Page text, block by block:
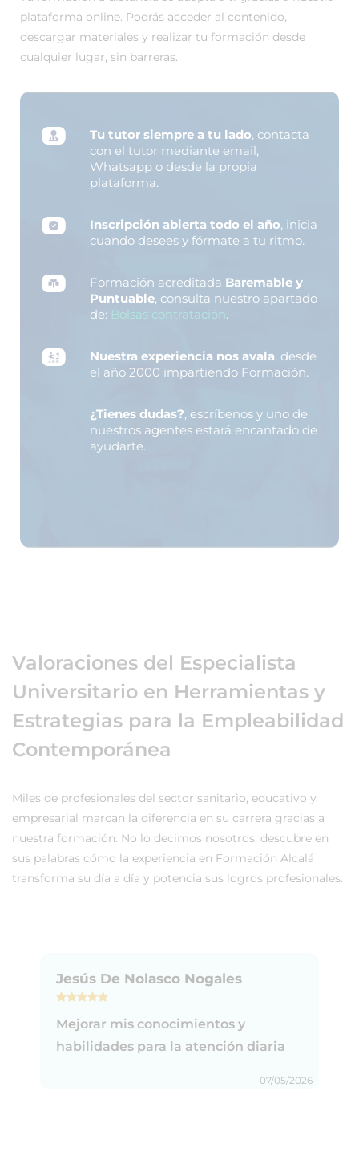
plataforma online. Podrás acceder al contenido,
descargar materiales y realizar tu formación desde
cualquier lugar, sin barreras.
Tu tutor siempre a tu lado, contacta
con el tutor mediante email,
Whatsapp o desde la propia
plataforma.
Inscripción abierta todo el año, inicia
cuando desees y fórmate a tu ritmo.
Formación acreditada Baremable y
Puntuable, consulta nuestro apartado
de: Bolsas contratación.
Nuestra experiencia nos avala, desde
el año 2000 impartiendo Formación.
¿Tienes dudas?, escríbenos y uno de
nuestros agentes estará encantado de
ayudarte.
Valoraciones del Especialista
Universitario en Herramientas y
Estrategias para la Empleabilidad
Contemporánea
Miles de profesionales del sector sanitario, educativo y
empresarial marcan la diferencia en su carrera gracias a
nuestra formación. No lo decimos nosotros: descubre en
sus palabras cómo la experiencia en Formación Alcalá
transforma su día a día y potencia sus logros profesionales.
Jesús De Nolasco Nogales
Mejorar mis conocimientos y
habilidades para la atención diaria
07/05/2026